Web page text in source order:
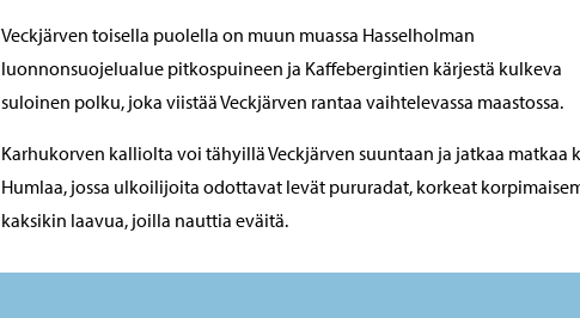
Veckjärven toisella puolella on muun muassa Hasselholman
luonnonsuojelualue pitkospuineen ja Kaffebergintien kärjestä kulkeva
suloinen polku, joka viistää Veckjärven rantaa vaihtelevassa maastossa.
Karhukorven kalliolta voi tähyillä Veckjärven suuntaan ja jatkaa matkaa
Humlaa, jossa ulkoilijoita odottavat levät pururadat, korkeat
kaksikin laavua, joilla nauttia eväitä.